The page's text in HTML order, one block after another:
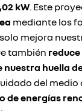
kW. Este
mediante los
mejora
también reduce
huella
del medio
de energías